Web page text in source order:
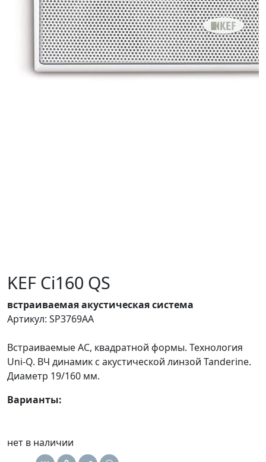
KEF Ci160 QS
встраиваемая акустическая система
Артикул: SP3769AA
Встраиваемые АС, квадратной формы. Технология
Uni-Q. ВЧ динамик с акустической линзой Tanderine.
Диаметр 19/160 мм.
Варианты:
нет в наличии